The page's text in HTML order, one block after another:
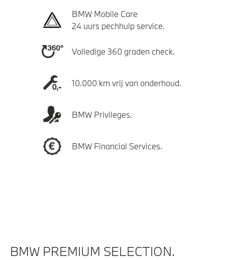
BMW Mobile Care
24 uurs pechhulp service.
Volledige 360 graden check.
10.000 km vrij van onderhoud.
BMW Privileges.
BMW Financial Services.
BMW PREMIUM SELECTION.